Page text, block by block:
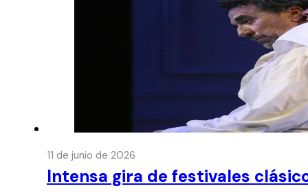
11 de junio de 2026
Intensa gira de festivales